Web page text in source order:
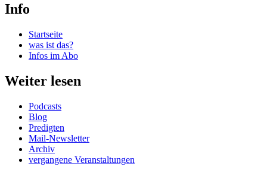
Info
Startseite
was ist das?
Infos im Abo
Weiter lesen
Podcasts
Blog
Predigten
Mail-Newsletter
Archiv
vergangene Veranstaltungen